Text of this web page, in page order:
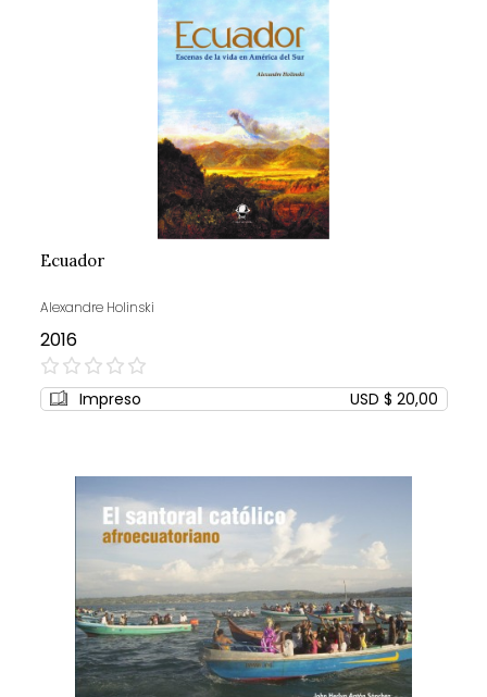
Ecuador
Alexandre Holinski
2016
0%
Impreso USD $ 20,00